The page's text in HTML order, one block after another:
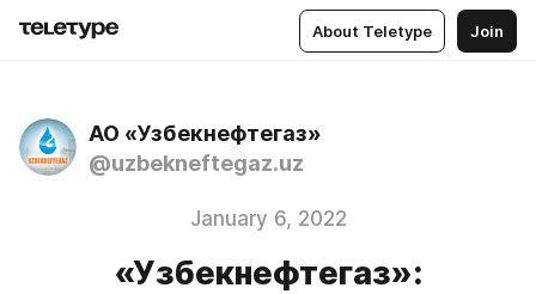
About Teletype Join
АО «Узбекнефтегаз»
@uzbekneftegaz.uz
January 6, 2022
«Узбекнефтегаз»: